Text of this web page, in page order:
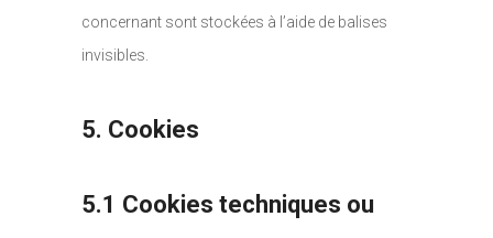
concernant sont stockées à l’aide de balises
invisibles.
5. Cookies
5.1 Cookies techniques ou